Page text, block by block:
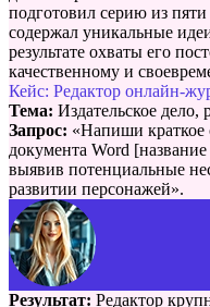
подготовил серию из
содержал уникальные
результате охваты его
качественному и
Кейс: Редактор онлайн-
Тема: Издательское дело,
Запрос: «Напиши краткое
документа Word
выявив потенциальные
развитии персонажей».
Результат: Редактор